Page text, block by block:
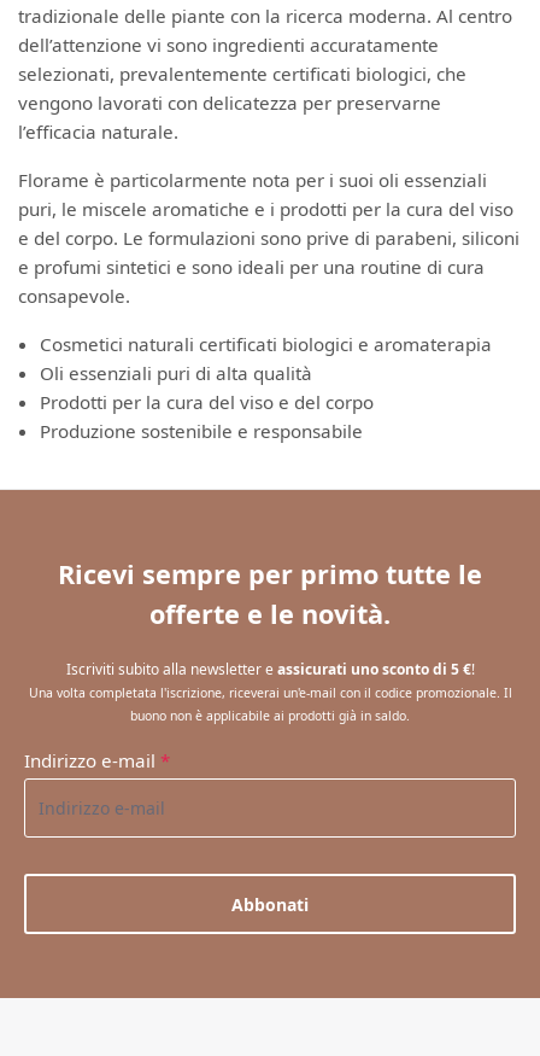
tradizionale delle piante con la ricerca moderna. Al centro
dell’attenzione vi sono ingredienti accuratamente
selezionati, prevalentemente certificati biologici, che
vengono lavorati con delicatezza per preservarne
l’efficacia naturale.
Florame è particolarmente nota per i suoi oli essenziali
puri, le miscele aromatiche e i prodotti per la cura del viso
e del corpo. Le formulazioni sono prive di parabeni, siliconi
e profumi sintetici e sono ideali per una routine di cura
consapevole.
Cosmetici naturali certificati biologici e aromaterapia
Oli essenziali puri di alta qualità
Prodotti per la cura del viso e del corpo
Produzione sostenibile e responsabile
Ricevi sempre per primo tutte le
offerte e le novità.
Iscriviti subito alla newsletter e assicurati uno sconto di 5 €!
Una volta completata l'iscrizione, riceverai un'e-mail con il codice promozionale. Il
buono non è applicabile ai prodotti già in saldo.
Indirizzo e-mail *
Abbonati